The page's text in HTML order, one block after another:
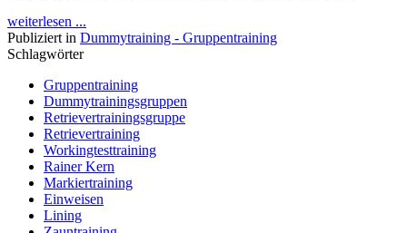
weiterlesen ...
Publiziert in Dummytraining - Gruppentraining
Schlagwörter
Gruppentraining
Dummytrainingsgruppen
Retrievertrainingsgruppe
Retrievertraining
Workingtesttraining
Rainer Kern
Markiertraining
Einweisen
Lining